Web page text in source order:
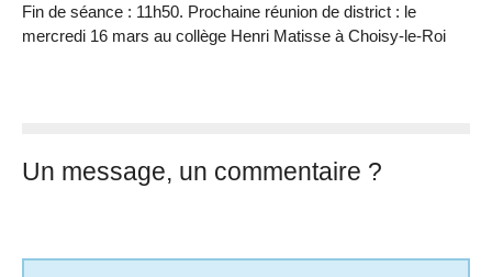
Fin de séance : 11h50. Prochaine réunion de district : le
mercredi 16 mars au collège Henri Matisse à Choisy-le-Roi
Un message, un commentaire ?